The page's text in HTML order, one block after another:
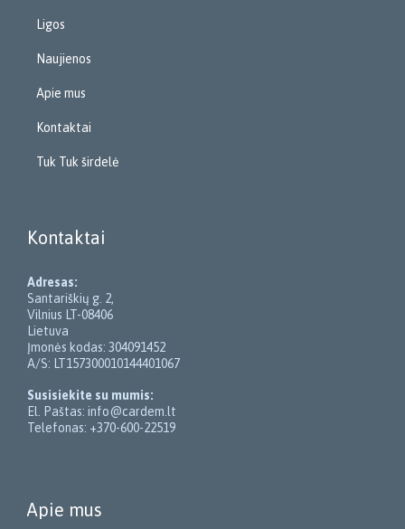
Ligos
Naujienos
Apie mus
Kontaktai
Tuk Tuk širdelė
Kontaktai
Adresas:
Santariškių g. 2,
Vilnius LT-08406
Lietuva
Įmonės kodas: 304091452
A/S: LT157300010144401067
Susisiekite su mumis:
El. Paštas: info@cardem.lt
Telefonas: +370-600-22519
Apie mus